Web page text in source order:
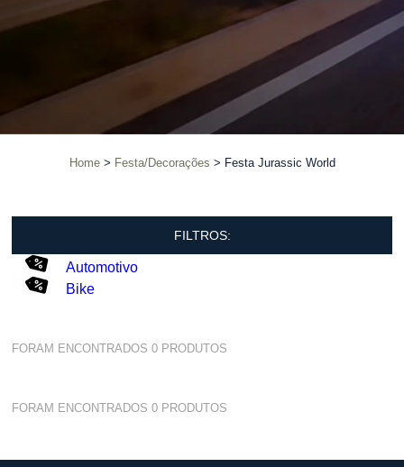
Home Festa/Decorações Festa Jurassic World
FILTROS:
Automotivo
Bike
FORAM ENCONTRADOS0 PRODUTOS
FORAM ENCONTRADOS0 PRODUTOS